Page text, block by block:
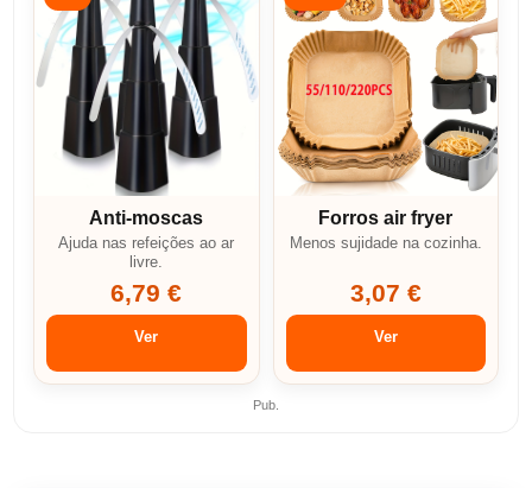
Anti-moscas
Ajuda nas refeições ao ar
livre.
6,79 €
Ver
Forros air fryer
Menos sujidade na cozinha.
3,07 €
Ver
Pub.